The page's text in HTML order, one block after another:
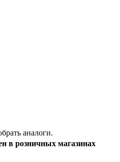
аналоги.
в розничных магазинах